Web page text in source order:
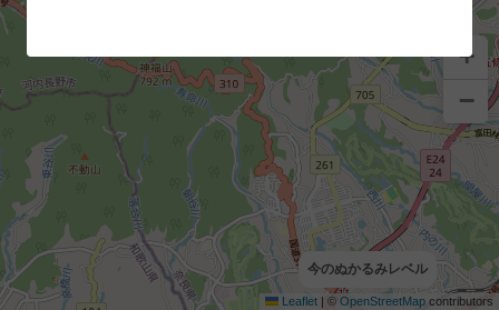
+
−
Leaflet | © OpenStreetMap contributors
今のぬかるみレベル